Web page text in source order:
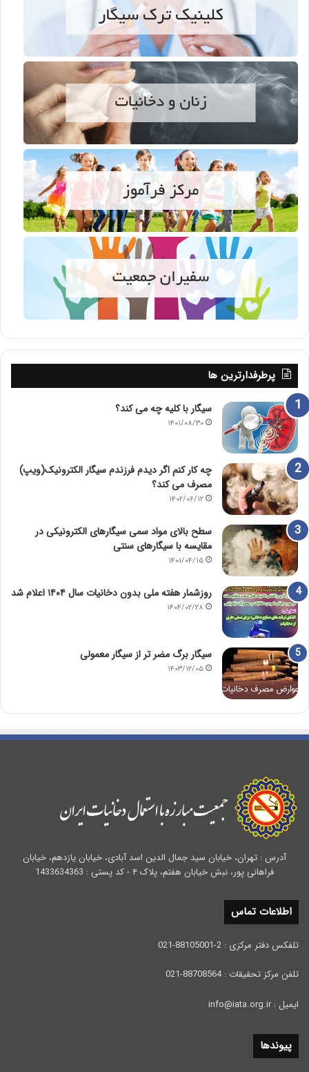
پرطرفدارترین ها
سیگار با کلیه چه می کند؟
۱۴۰۱/۰۸/۳۰
چه کار کنم اگر دیدم فرزندم سیگار الکترونیک(ویپ)
مصرف می کند؟
۱۴۰۲/۰۶/۱۲
سطح بالای مواد سمی سیگارهای الکترونیکی در
مقایسه با سیگارهای سنتی
۱۴۰۱/۰۴/۱۵
روزشمار هفته ملی بدون دخانیات سال ۱۴۰۴ اعلام شد
۱۴۰۴/۰۲/۲۸
سیگار برگ مضر تر از سیگار معمولی
۱۴۰۳/۱۲/۰۵
آدرس : تهران، خیابان سید جمال الدین اسد آبادی، خیابان یازدهم، خیابان
فراهانی پور، نبش خیابان هفتم، پلاک ۴ - کد پستی : 1433634363
اطلاعات تماس
تلفکس دفتر مرکزی : 2-88105001-021
تلفن مرکز تحقیقات : 88708564-021
ایمیل : info@iata.org.ir
پیوندها